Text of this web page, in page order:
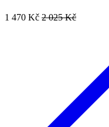
1 470 Kč 2 025 Kč